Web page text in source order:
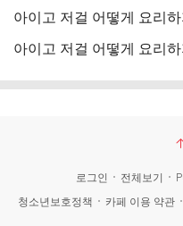
아이고 저걸 어떻게 요리
아이고 저걸 어떻게 요리
로그인 전체보기
청소년보호정책
카페 이용 약관